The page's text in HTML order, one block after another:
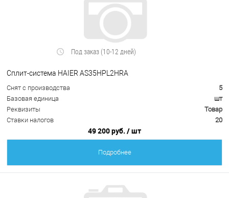
Под заказ (10-12 дней)
Сплит-система HAIER AS35HPL2HRA
Снят с производства
5
Базовая единица
шт
Реквизиты
Товар
Ставки налогов
20
49 200 руб. / шт
Подробнее